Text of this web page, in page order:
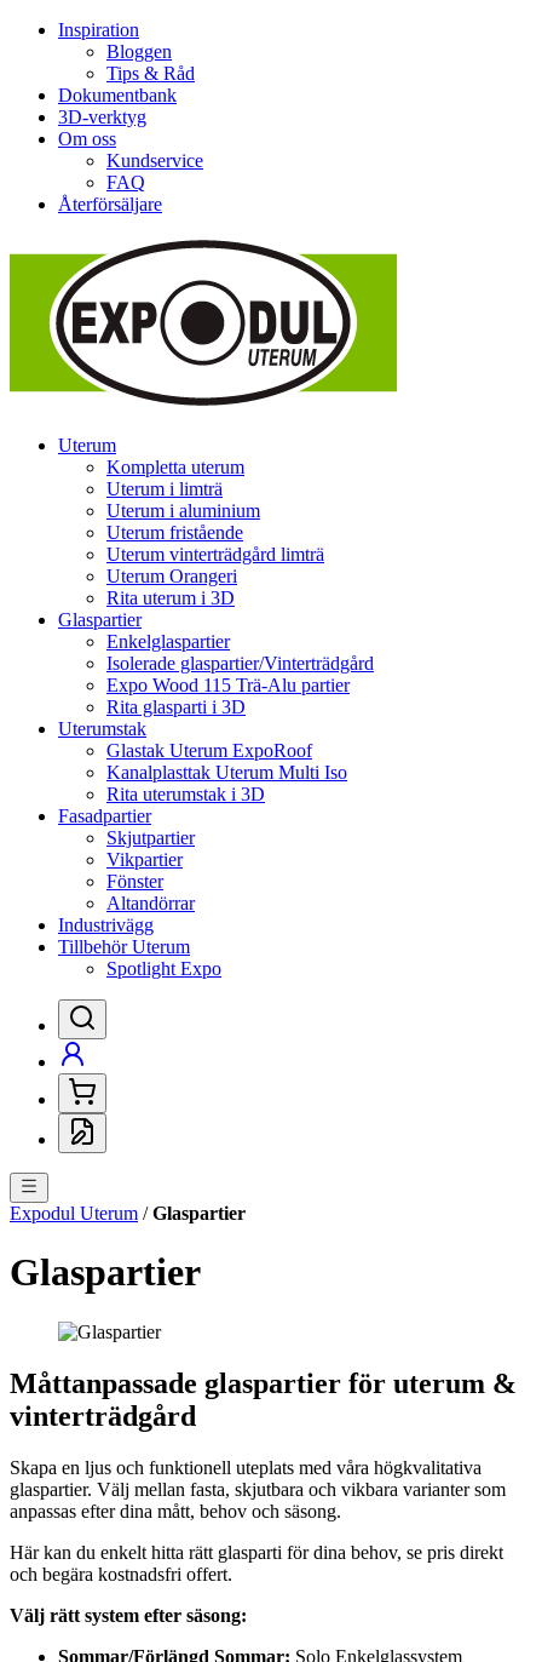
Inspiration
Bloggen
Tips & Råd
Dokumentbank
3D-verktyg
Om oss
Kundservice
FAQ
Återförsäljare
Uterum
Kompletta uterum
Uterum i limträ
Uterum i aluminium
Uterum fristående
Uterum vinterträdgård limträ
Uterum Orangeri
Rita uterum i 3D
Glaspartier
Enkelglaspartier
Isolerade glaspartier/Vinterträdgård
Expo Wood 115 Trä-Alu partier
Rita glasparti i 3D
Uterumstak
Glastak Uterum ExpoRoof
Kanalplasttak Uterum Multi Iso
Rita uterumstak i 3D
Fasadpartier
Skjutpartier
Vikpartier
Fönster
Altandörrar
Industrivägg
Tillbehör Uterum
Spotlight Expo
Expodul Uterum /Glaspartier
Glaspartier
Måttanpassade glaspartier för uterum &
vinterträdgård
Skapa en ljus och funktionell uteplats med våra högkvalitativa
glaspartier. Välj mellan fasta, skjutbara och vikbara varianter som
anpassas efter dina mått, behov och säsong.
Här kan du enkelt hitta rätt glasparti för dina behov, se pris direkt
och begära kostnadsfri offert.
Välj rätt system efter säsong:
Sommar/Förlängd Sommar: Solo Enkelglassystem